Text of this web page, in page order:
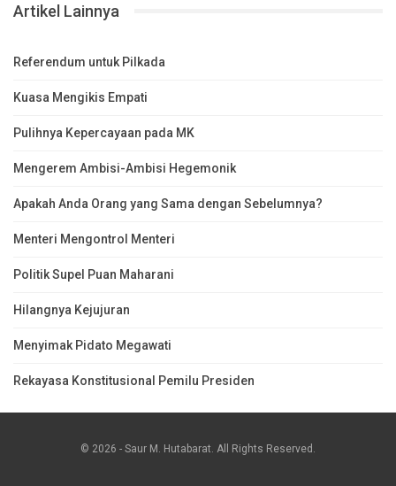
Artikel Lainnya
Referendum untuk Pilkada
Kuasa Mengikis Empati
Pulihnya Kepercayaan pada MK
Mengerem Ambisi-Ambisi Hegemonik
Apakah Anda Orang yang Sama dengan Sebelumnya?
Menteri Mengontrol Menteri
Politik Supel Puan Maharani
Hilangnya Kejujuran
Menyimak Pidato Megawati
Rekayasa Konstitusional Pemilu Presiden
© 2026 - Saur M. Hutabarat. All Rights Reserved.